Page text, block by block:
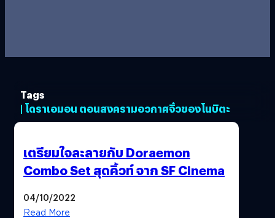
Tags
| โดราเอมอน ตอนสงครามอวกาศจิ๋วของโนบิตะ
เตรียมใจละลายกับ Doraemon
Combo Set สุดคิ้วท์ จาก SF Cinema
04/10/2022
Read More